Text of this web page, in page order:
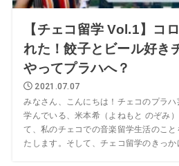
【チェコ留学 Vol.1】コ
れた！餃子とビール好き
やってプラハへ？
2021.07.07
みなさん、こんにちは！チェコのプラ
学んでいる、米本希（よねもと のぞみ
て、私のチェコでの音楽留学生活のこ
たします。そして、チェコ留学のきっか